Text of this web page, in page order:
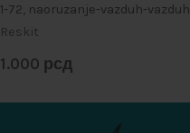
1-72, naoruzanje-vazduh-vazduh
Reskit
1.000 рсд